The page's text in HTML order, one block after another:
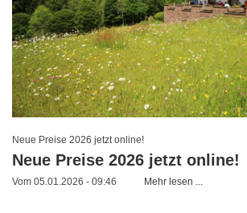
Neue Preise 2026 jetzt online!
Neue Preise 2026 jetzt online!
Vom 05.01.2026 - 09:46 Mehr lesen ...